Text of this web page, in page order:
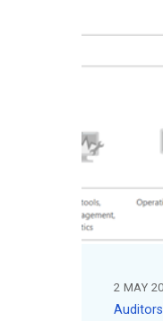
2 MAY
Auditors